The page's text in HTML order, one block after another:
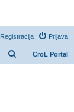
Prijava
Registracija
CroL Portal